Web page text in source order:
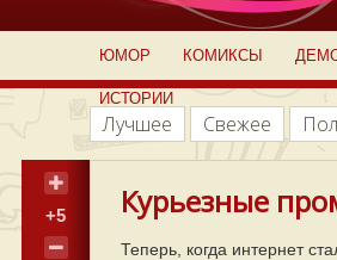
ЮМОР КОМИКСЫ
ИСТОРИИ
Лучшее Свежее
+5 Курьезные
Теперь, когда интернет